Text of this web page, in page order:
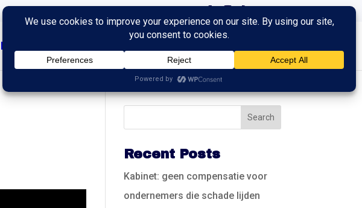
Nieuws
Recent Posts
Kabinet: geen compensatie voor
ondernemers die schade lijden